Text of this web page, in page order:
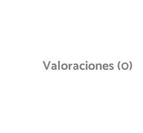
Valoraciones (0)